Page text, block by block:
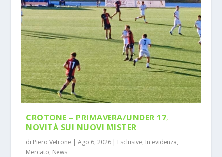
CROTONE – PRIMAVERA/UNDER 17,
NOVITÀ SUI NUOVI MISTER
di Piero Vetrone |Ago 6, 2026 | Esclusive, In evidenza,
Mercato, News